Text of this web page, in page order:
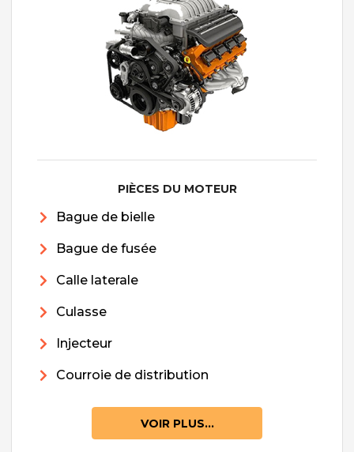
PIÈCES DU MOTEUR
Bague de bielle
Bague de fusée
Calle laterale
Culasse
Injecteur
Courroie de distribution
VOIR PLUS...